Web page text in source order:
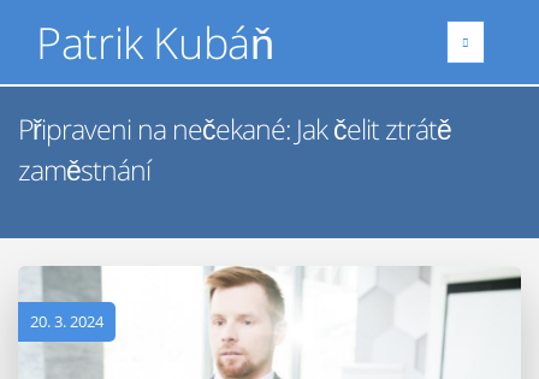
Patrik Kubáň
Připraveni na nečekané: Jak čelit ztrátě
zaměstnání
20. 3. 2024